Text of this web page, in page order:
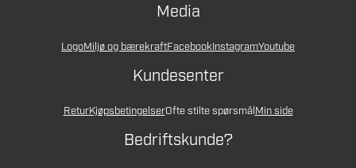
Media
LogoMiljø og bærekraftFacebookInstagramYoutube
Kundesenter
ReturKjøpsbetingelserOfte stilte spørsmålMin side
Bedriftskunde?